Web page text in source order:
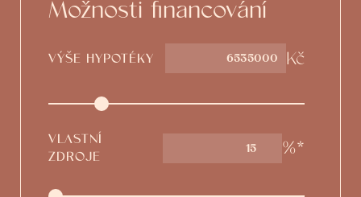
Možnosti financování
VÝŠE HYPOTÉKY Kč
VLASTNÍ
ZDROJE
15 %*